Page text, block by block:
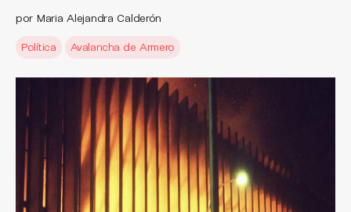
por Maria Alejandra Calderón
Política Avalancha de Armero